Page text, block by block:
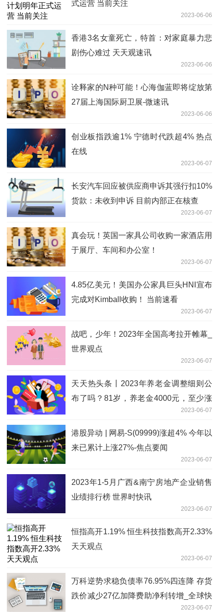
式运营 当前关注
2023-06-06
香港3名女童死亡，特首：对家庭暴力悲
剧伤心难过 天天观速讯
2023-06-06
诠释家的N种可能！心海伽蓝即将绽放第
27届上海国际厨卫展-微速讯
2023-06-06
创业板指跌逾1% 宁德时代跌超4% 热点
在线
2023-06-07
长安汽车回应被供应商申诉其强行扣10%
货款：未收到申诉 目前内部正在核查
2023-06-07
真会玩！英国一家具公司收购一家酒店用
于展厅、车间和办公室！
2023-06-07
4.85亿美元！美国办公家具巨头HNI宣布
完成对Kimball收购！ 当前速看
2023-06-07
战吧，少年！2023年全国高考拉开帷幕_
世界观点
2023-06-07
天天热头条丨2023年养老金调整细则公
布了吗？81岁，养老金4000元，至少涨
2023-06-07
港股异动 | 网易-S(09999)涨超4% 今年以
来已累计上涨27%-焦点要闻
2023-06-07
2023年1-5月广西&南宁房地产企业销售
业绩排行榜 世界时快讯
2023-06-07
恒指高开1.19% 恒生科技指数高开2.33%
天天观点
2023-06-07
万科逆势求稳负债率76.95%四连降 存货
跌价减少27亿加降费助净利转增_全球快
2023-06-07